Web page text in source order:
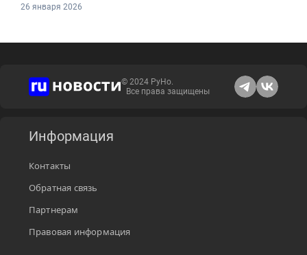
26 января 2026
© 2024 РуНо.
Все права защищены
Информация
Контакты
Обратная связь
Партнерам
Правовая информация